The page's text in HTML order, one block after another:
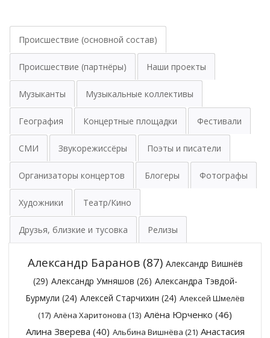
Происшествие (основной состав)
Происшествие (партнёры) Наши проекты
Музыканты Музыкальные коллективы
География Концертные площадки Фестивали
СМИ Звукорежиссёры Поэты и писатели
Организаторы концертов Блогеры Фотографы
Художники Театр/Кино
Друзья, близкие и тусовка Релизы
Александр Баранов(87) Александр Вишнёв
(29) Александр Умняшов (26) Александра Тэвдой-
Бурмули (24) Алексей Старчихин (24) Алексей Шмелёв
(17) Алёна Харитонова (13) Алёна Юрченко (46)
Алина Зверева (40) Альбина Вишнёва (21) Анастасия